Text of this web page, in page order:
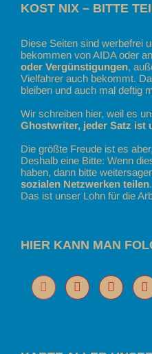
KOST NIX – BITTE
Diese Seiten sind werbefrei
bekommen von AIDA oder
oder Vergünstigungen,
Vielfahrer auch bekommt.
bleiben und auch mal deftig
Wir schreiben hier, weil es
Ghostwriter, jeder Satz ist
Die größte Freude ist es
Deshalb eine Bitte: Wenn
haben, dann bitte
sozialen Netzwerken teilen.
Das ist unser Lohn für die
HIER KANN MAN